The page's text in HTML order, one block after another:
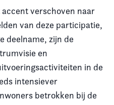
verschoven naar
van deze participatie,
deelname, zijn de
en
in de
intensiever
betrokken bij de